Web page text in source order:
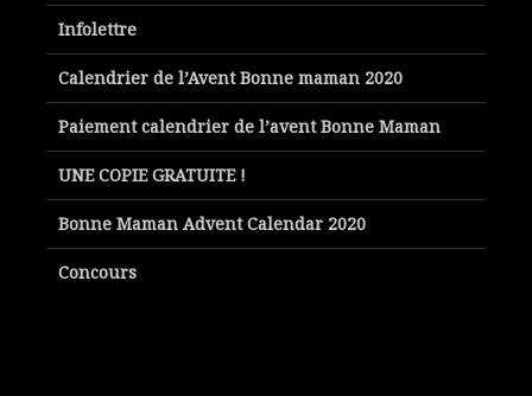
Infolettre
Calendrier de l’Avent Bonne maman 2020
Paiement calendrier de l’avent Bonne Maman
UNE COPIE GRATUITE !
Bonne Maman Advent Calendar 2020
Concours